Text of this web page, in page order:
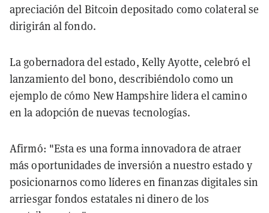
apreciación del Bitcoin depositado como colateral se
dirigirán al fondo.
La gobernadora del estado, Kelly Ayotte, celebró el
lanzamiento del bono, describiéndolo como un
ejemplo de cómo New Hampshire lidera el camino
en la adopción de nuevas tecnologías.
Afirmó: "Esta es una forma innovadora de atraer
más oportunidades de inversión a nuestro estado y
posicionarnos como líderes en finanzas digitales sin
arriesgar fondos estatales ni dinero de los